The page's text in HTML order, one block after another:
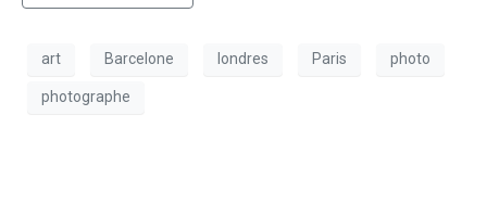
art Barcelone londres Paris photo
photographe